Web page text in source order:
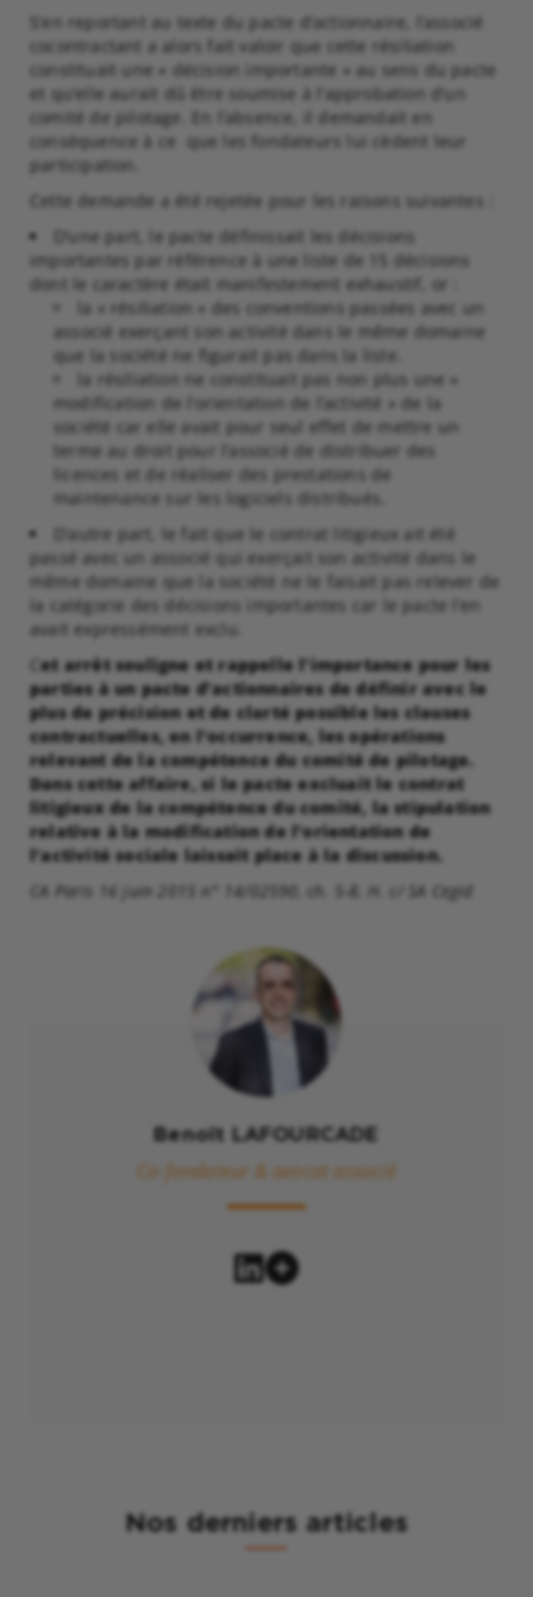
S’en reportant au texte du pacte d’actionnaire, l’associé
cocontractant a alors fait valoir que cette résiliation
constituait une « décision importante » au sens du pacte
et qu’elle aurait dû être soumise à l’approbation d’un
comité de pilotage. En l’absence, il demandait en
conséquence à ce que les fondateurs lui cèdent leur
participation.
Cette demande a été rejetée pour les raisons suivantes :
D’une part, le pacte définissait les décisions
importantes par référence à une liste de 15 décisions
dont le caractère était manifestement exhaustif, or :
la « résiliation » des conventions passées avec un
associé exerçant son activité dans le même domaine
que la société ne figurait pas dans la liste.
la résiliation ne constituait pas non plus une «
modification de l’orientation de l’activité » de la
société car elle avait pour seul effet de mettre un
terme au droit pour l’associé de distribuer des
licences et de réaliser des prestations de
maintenance sur les logiciels distribués.
D’autre part, le fait que le contrat litigieux ait été
passé avec un associé qui exerçait son activité dans le
même domaine que la société ne le faisait pas relever de
la catégorie des décisions importantes car le pacte l’en
avait expressément exclu.
Cet arrêt souligne et rappelle l’importance pour les
parties à un pacte d’actionnaires de définir avec le
plus de précision et de clarté possible les clauses
contractuelles, en l’occurrence, les opérations
relevant de la compétence du comité de pilotage.
Dans cette affaire, si le pacte excluait le contrat
litigieux de la compétence du comité, la stipulation
relative à la modification de l’orientation de
l’activité sociale laissait place à la discussion.
CA Paris 16 juin 2015 n° 14/02590, ch. 5-8, H. c/ SA Cegid
Benoît LAFOURCADE
Co-fondateur & avocat associé
Nos derniers articles